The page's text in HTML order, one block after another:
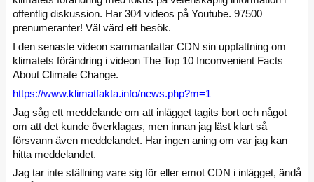
offentlig diskussion. Har 304 videos på Youtube. 97500
prenumeranter! Väl värd ett besök.
I den senaste videon sammanfattar CDN sin uppfattning om
klimatets förändring i videon The Top 10 Inconvenient Facts
About Climate Change.
https://www.klimatfakta.info/news.php?m=1
Jag såg ett meddelande om att inlägget tagits bort och något
om att det kunde överklagas, men innan jag läst klart så
försvann även meddelandet. Har ingen aning om var jag kan
hitta meddelandet.
Jag tar inte ställning vare sig för eller emot CDN i inlägget, ändå